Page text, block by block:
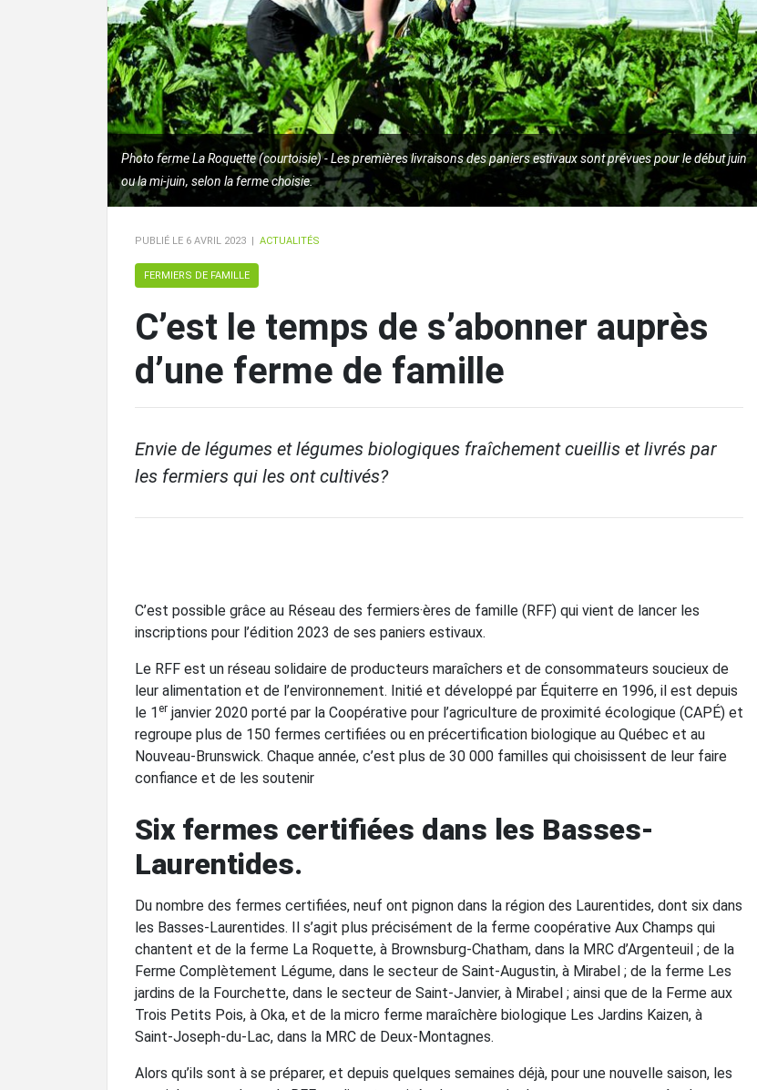
Photo ferme La Roquette (courtoisie) - Les premières livraisons des paniers estivaux sont prévues pour le début juin
ou la mi-juin, selon la ferme choisie.
PUBLIÉ LE 6 AVRIL 2023 ACTUALITÉS
FERMIERS DE FAMILLE
C’est le temps de s’abonner auprès
d’une ferme de famille
Envie de légumes et légumes biologiques fraîchement cueillis et livrés par
les fermiers qui les ont cultivés?
C’est possible grâce au Réseau des fermiers·ères de famille (RFF) qui vient de lancer les
inscriptions pour l’édition 2023 de ses paniers estivaux.
Le RFF est un réseau solidaire de producteurs maraîchers et de consommateurs soucieux de
leur alimentation et de l’environnement. Initié et développé par Équiterre en 1996, il est depuis
le 1 er janvier 2020 porté par la Coopérative pour l’agriculture de proximité écologique (CAPÉ) et
regroupe plus de 150 fermes certifiées ou en précertification biologique au Québec et au
Nouveau-Brunswick. Chaque année, c’est plus de 30 000 familles qui choisissent de leur faire
confiance et de les soutenir
Six fermes certifiées dans les Basses-
Laurentides.
Du nombre des fermes certifiées, neuf ont pignon dans la région des Laurentides, dont six dans
les Basses-Laurentides. Il s’agit plus précisément de la ferme coopérative Aux Champs qui
chantent et de la ferme La Roquette, à Brownsburg-Chatham, dans la MRC d’Argenteuil ; de la
Ferme Complètement Légume, dans le secteur de Saint-Augustin, à Mirabel ; de la ferme Les
jardins de la Fourchette, dans le secteur de Saint-Janvier, à Mirabel ; ainsi que de la Ferme aux
Trois Petits Pois, à Oka, et de la micro ferme maraîchère biologique Les Jardins Kaizen, à
Saint-Joseph-du-Lac, dans la MRC de Deux-Montagnes.
Alors qu’ils sont à se préparer, et depuis quelques semaines déjà, pour une nouvelle saison, les
29 juin, 2024